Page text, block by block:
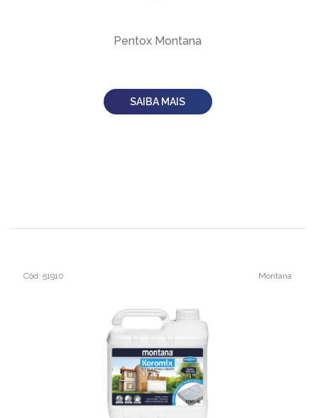
Pentox Montana
SAIBA MAIS
Cód: 51910 Montana